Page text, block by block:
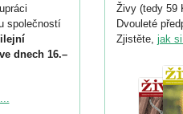
společností
dnech 16.–
Živy (tedy 59
Dvouleté
Zjistěte, jak